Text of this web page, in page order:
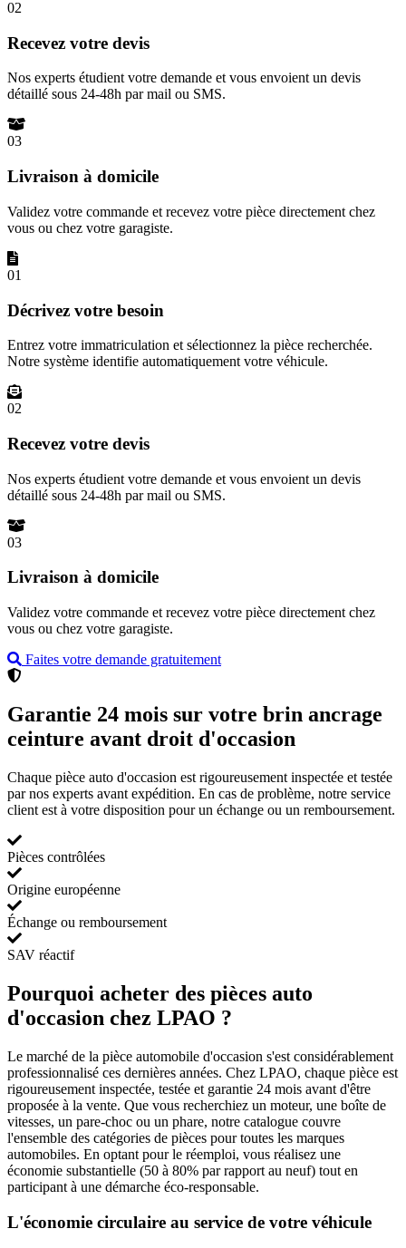
02
Recevez votre devis
Nos experts étudient votre demande et vous envoient un devis
détaillé sous 24-48h par mail ou SMS.
03
Livraison à domicile
Validez votre commande et recevez votre pièce directement chez
vous ou chez votre garagiste.
01
Décrivez votre besoin
Entrez votre immatriculation et sélectionnez la pièce recherchée.
Notre système identifie automatiquement votre véhicule.
02
Recevez votre devis
Nos experts étudient votre demande et vous envoient un devis
détaillé sous 24-48h par mail ou SMS.
03
Livraison à domicile
Validez votre commande et recevez votre pièce directement chez
vous ou chez votre garagiste.
Faites votre demande gratuitement
Garantie 24 mois sur votre brin ancrage
ceinture avant droit d'occasion
Chaque pièce auto d'occasion est rigoureusement inspectée et testée
par nos experts avant expédition. En cas de problème, notre service
client est à votre disposition pour un échange ou un remboursement.
Pièces contrôlées
Origine européenne
Échange ou remboursement
SAV réactif
Pourquoi acheter des pièces auto
d'occasion chez LPAO ?
Le marché de la pièce automobile d'occasion s'est considérablement
professionnalisé ces dernières années. Chez LPAO, chaque pièce est
rigoureusement inspectée, testée et garantie 24 mois avant d'être
proposée à la vente. Que vous recherchiez un moteur, une boîte de
vitesses, un pare-choc ou un phare, notre catalogue couvre
l'ensemble des catégories de pièces pour toutes les marques
automobiles. En optant pour le réemploi, vous réalisez une
économie substantielle (50 à 80% par rapport au neuf) tout en
participant à une démarche éco-responsable.
L'économie circulaire au service de votre véhicule